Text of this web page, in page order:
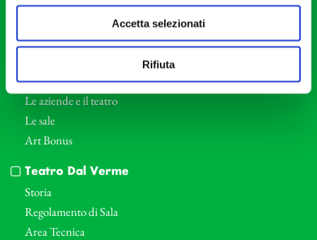
Accetta selezionati
Rifiuta
Direttore Artistico
Professori d’Orchestra
Eventi Corporate
Le aziende e il teatro
Le sale
Art Bonus
Teatro Dal Verme
Storia
Regolamento di Sala
Area Tecnica